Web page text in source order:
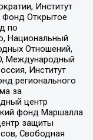
Институт
Фонд Открытое
по
Национальный
Отношений,
Международный
Институт
регионального
за
центр
фонд Маршалла
защиты
Свободная